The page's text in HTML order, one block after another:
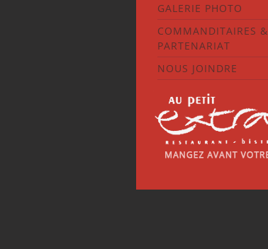
GALERIE PHOTO
COMMANDITAIRES &
PARTENARIAT
NOUS JOINDRE